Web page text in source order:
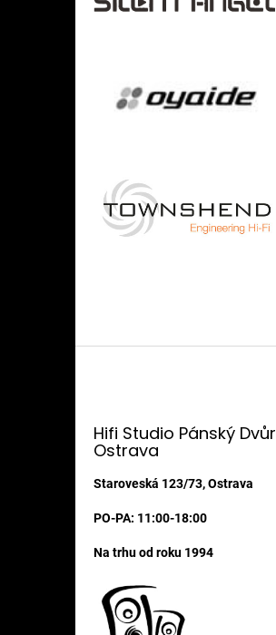
Hifi Studio Pánský Dvůr
Ostrava
Staroveská 123/73, Ostrava
PO-PA: 11:00-18:00
Na trhu od roku 1994